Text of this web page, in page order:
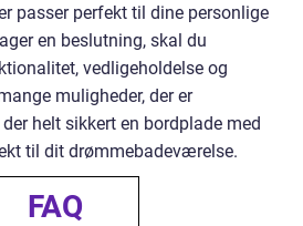
passer perfekt til dine personlige
en beslutning, skal du
vedligeholdelse og
muligheder, der er
helt sikkert en bordplade med
til dit drømmebadeværelse.
FAQ